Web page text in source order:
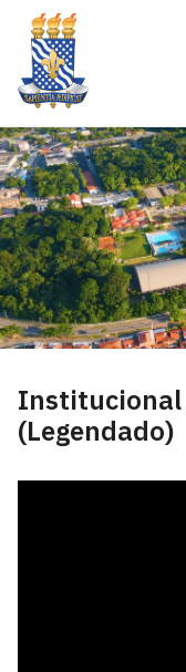
Institucional
(Legendado)